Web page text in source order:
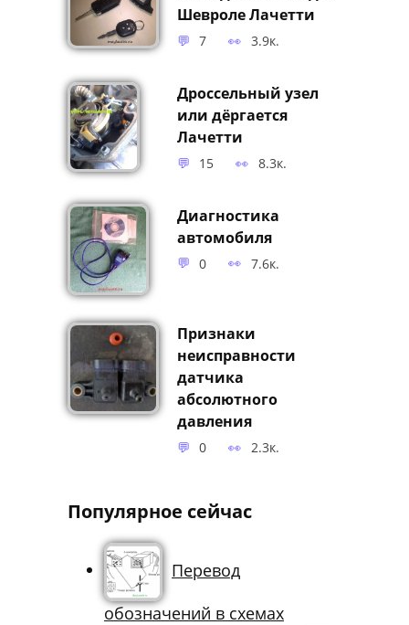
Шевроле Лачетти
7 3.9к.
Дроссельный узел
или дёргается
Лачетти
15 8.3к.
Диагностика
автомобиля
0 7.6к.
Признаки
неисправности
датчика
абсолютного
давления
0 2.3к.
Популярное сейчас
Перевод
обозначений в схемах